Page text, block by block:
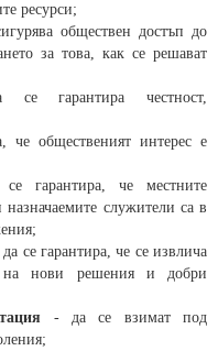
ресурси;
обществен достъп до
за това, как се решават
гарантира честност,
че общественият интерес е
гарантира, че местните
назначаемите служители са в
се гарантира, че се извлича
на нови решения и добри
- да се взимат под